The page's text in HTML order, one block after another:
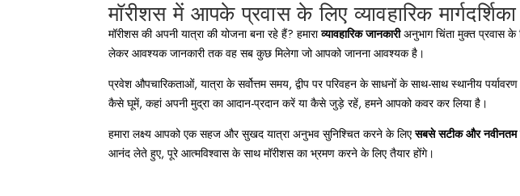
मॉरीशस में आपके प्रवास के लिए व्यावहारिक मार्गदर्शिका
मॉरीशस की अपनी यात्रा की योजना बना रहे हैं? हमाराव्यावहारिक जानकारीअनुभाग चिंता मुक्त प्रवास के
लेकर आवश्यक जानकारी तक वह सब कुछ मिलेगा जो आपको जानना आवश्यक है।
प्रवेश औपचारिकताओं, यात्रा के सर्वोत्तम समय, द्वीप पर परिवहन के साधनों के साथ-साथ स्थानीय
कैसे घूमें, कहां अपनी मुद्रा का आदान-प्रदान करें या कैसे जुड़े रहें, हमने आपको कवर कर लिया है।
हमारा लक्ष्य आपको एक सहज और सुखद यात्रा अनुभव सुनिश्चित करने के लिएसबसे सटीक और नवीनतम
आनंद लेते हुए, पूरे आत्मविश्वास के साथ मॉरीशस का भ्रमण करने के लिए तैयार होंगे।